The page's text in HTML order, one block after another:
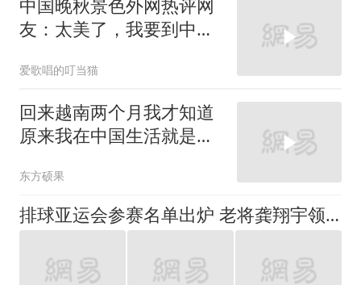
中国晚秋景色外网热评网
友：太美了，我要到中国
爱歌唱的叮当猫
回来越南两个月我才知道
原来我在中国生活就是有
东方硕果
排球亚运会参赛名单出炉 老将龚翔宇领衔中国女排出征